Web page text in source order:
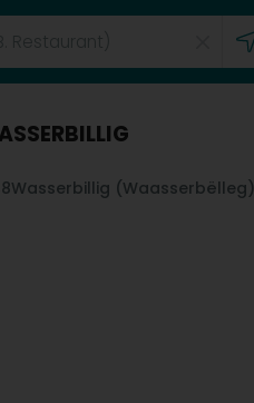
Wasserbillig (Waasserbëlleg)